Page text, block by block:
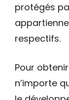
protégés
respectifs.
Pour
n’importe